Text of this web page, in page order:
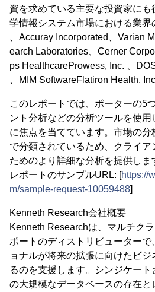
資を求めている主要な投資家に
学情報システム市場における業界
、Accuray Incorporated、Varian
earch Laboratories、Cerner
ps HealthcareProwess, Inc. 、
、MIM SoftwareFlatiron Health,
このレポートでは、ポーターの5
ント分析などの分析ツールを使
に焦点を当てています。市場の
で分類されているため、クライア
ためのより詳細な分析を提供しま
レポートのサンプルURL: [https://
m/sample-request-10059488]
Kenneth Research会社概要
Kenneth Researchは、マルチク
ポートのディストリビューター
ョナルが将来の拡張に向けたビ
るのを支援します。シンジケート
の大規模なデータベースの存在